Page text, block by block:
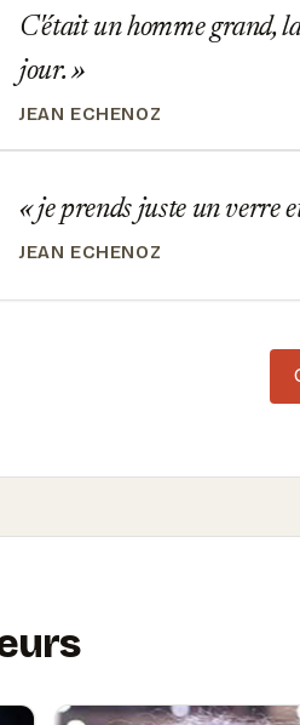
C'était un homme grand,
jour.
JEAN ECHENOZ
je prends juste un verre
JEAN ECHENOZ